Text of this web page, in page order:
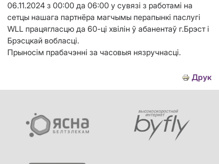
06.11.2024 з 00:00 да 06:00 у сувязі з работамi на
сетцы нашага партнёра магчымы перапынкi паслугі
WLL працягласцю да 60-ці хвілін ў абанентаў г.Брэст і
Брэсцкай вобласці.
Прыносім прабачэнні за часовыя нязручнасці.
Друк